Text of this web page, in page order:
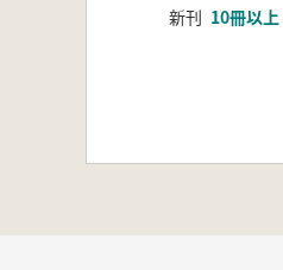
新刊 10冊以上